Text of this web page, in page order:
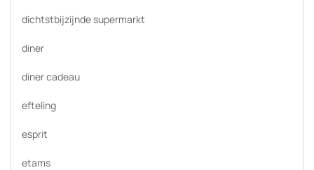
dichtstbijzijnde supermarkt
diner
diner cadeau
efteling
esprit
etams